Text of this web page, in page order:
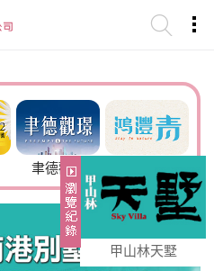
甲山林天墅
聿德觀璟